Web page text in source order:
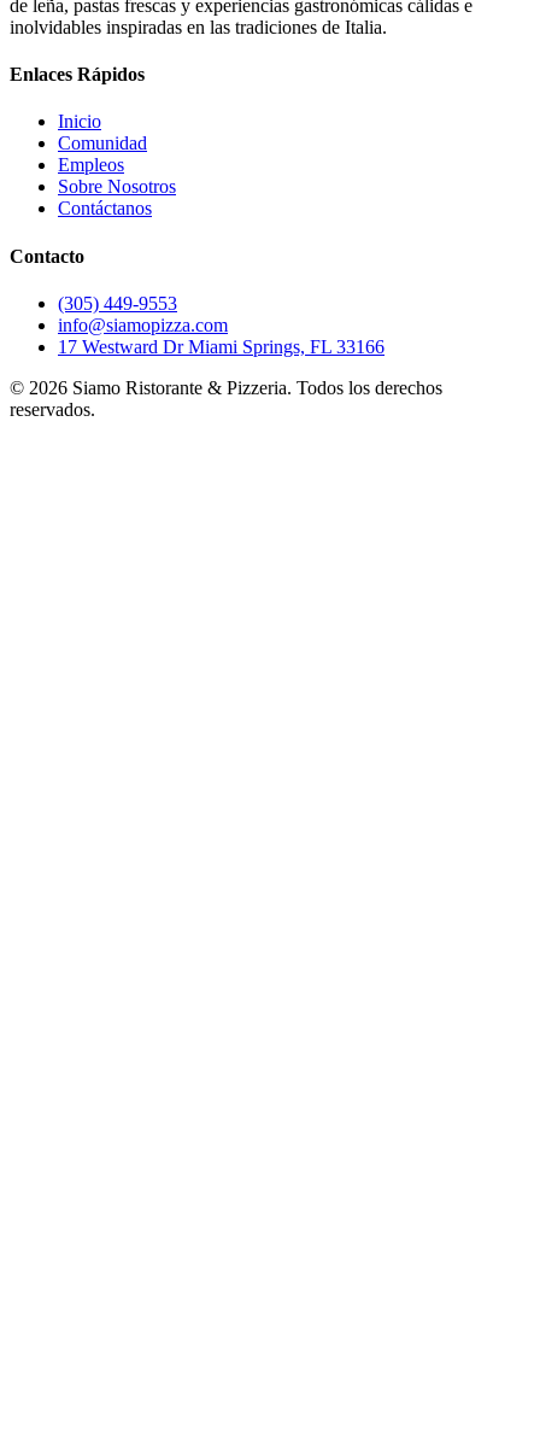
de leña, pastas frescas y experiencias gastronómicas cálidas e
inolvidables inspiradas en las tradiciones de Italia.
Enlaces Rápidos
Inicio
Comunidad
Empleos
Sobre Nosotros
Contáctanos
Contacto
(305) 449-9553
info@siamopizza.com
17 Westward Dr Miami Springs, FL 33166
© 2026 Siamo Ristorante & Pizzeria. Todos los derechos
reservados.